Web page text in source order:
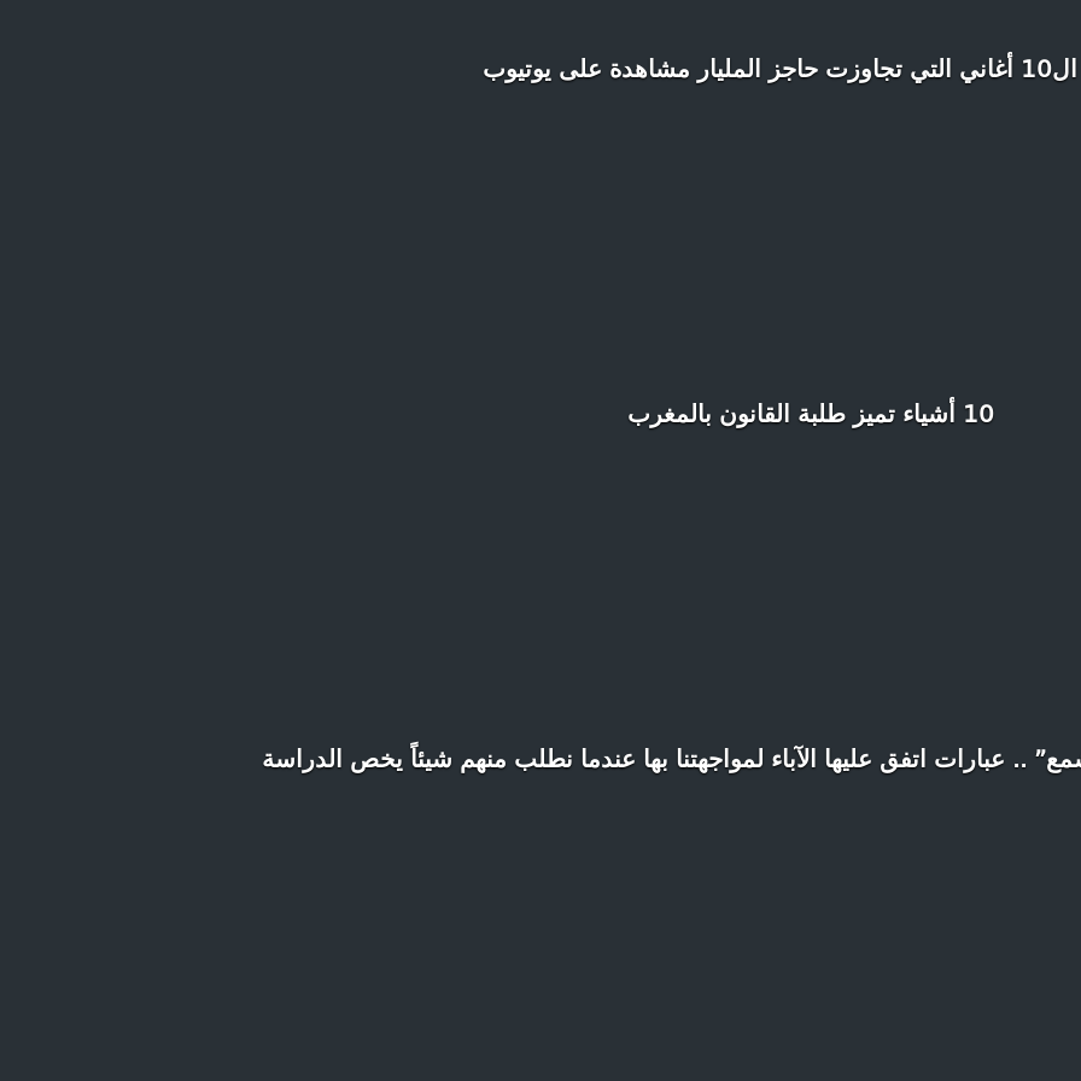
على يوتيوب
10 أشياء تميز طلبة القانون بالمغرب
.. عبارات اتفق عليها الآباء لمواجهتنا بها عندما نطلب منهم شيئاً يخص الدراسة